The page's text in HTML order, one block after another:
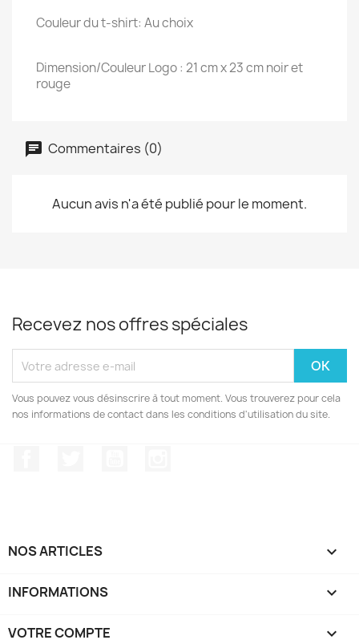
Couleur du t-shirt: Au choix
Dimension/Couleur Logo : 21 cm x 23 cm noir et
rouge
Commentaires (0)
Aucun avis n'a été publié pour le moment.
Recevez nos offres spéciales
Vous pouvez vous désinscrire à tout moment. Vous trouverez pour cela
nos informations de contact dans les conditions d'utilisation du site.
NOS ARTICLES 
INFORMATIONS 
VOTRE COMPTE 